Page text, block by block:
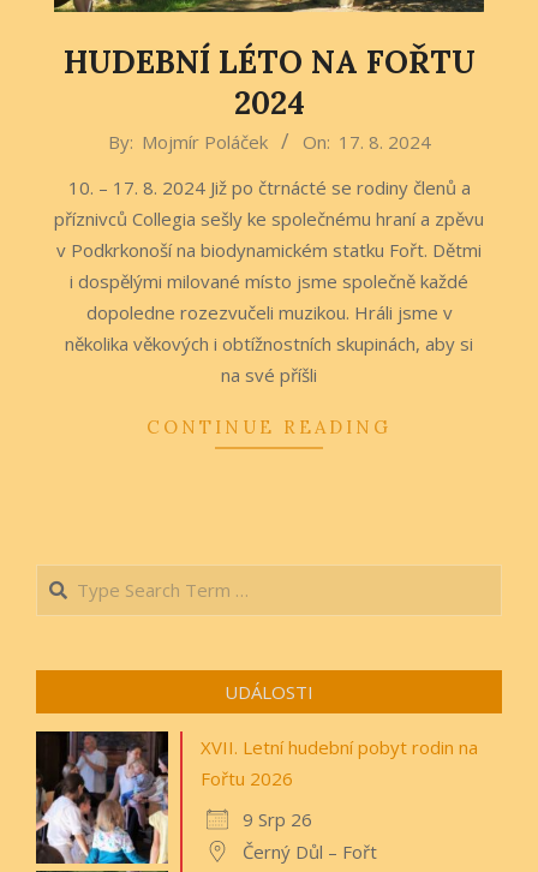
HUDEBNÍ LÉTO NA FOŘTU
2024
17
By: Mojmír Poláček On: 17. 8. 2024
10. – 17. 8. 2024 Již po čtrnácté se rodiny členů a
příznivců Collegia sešly ke společnému hraní a zpěvu
v Podkrkonoší na biodynamickém statku Fořt. Dětmi
i dospělými milované místo jsme společně každé
dopoledne rozezvučeli muzikou. Hráli jsme v
několika věkových i obtížnostních skupinách, aby si
na své příšli
CONTINUE READING
Search
UDÁLOSTI
XVII. Letní hudební pobyt rodin na
Fořtu 2026
9 Srp 26
Černý Důl – Fořt